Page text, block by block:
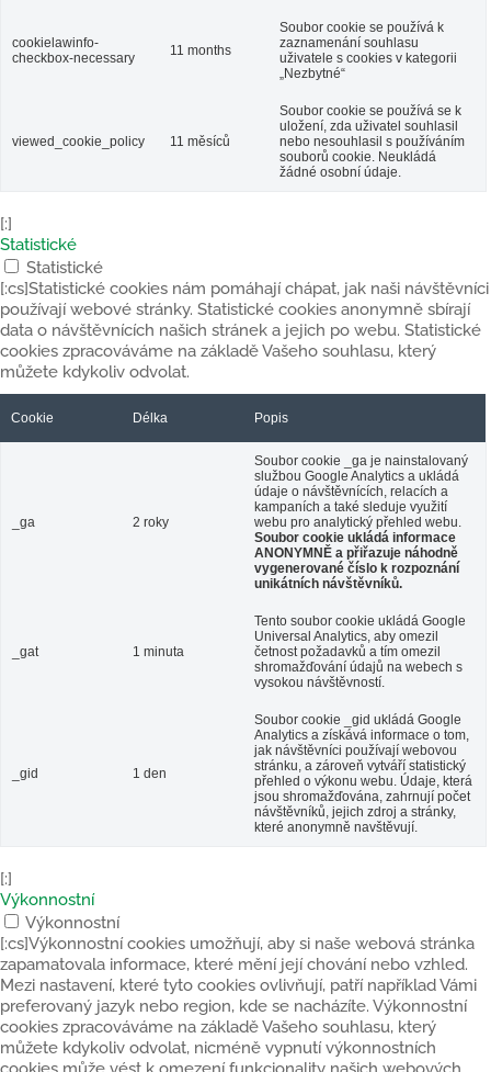
cookielawinfo-
checkbox-necessary
11 months
Soubor cookie se používá k
zaznamenání souhlasu
uživatele s cookies v kategorii
„Nezbytné“
viewed_cookie_policy 11 měsíců
Soubor cookie se používá se k
uložení, zda uživatel souhlasil
nebo nesouhlasil s používáním
souborů cookie. Neukládá
žádné osobní údaje.
[:]
Statistické
Statistické
[:cs]Statistické cookies nám pomáhají chápat, jak naši návštěvníci
používají webové stránky. Statistické cookies anonymně sbírají
data o návštěvnících našich stránek a jejich po webu. Statistické
cookies zpracováváme na základě Vašeho souhlasu, který
můžete kdykoliv odvolat.
Cookie Délka Popis
_ga 2 roky
Soubor cookie _ga je nainstalovaný
službou Google Analytics a ukládá
údaje o návštěvnících, relacích a
kampaních a také sleduje využití
webu pro analytický přehled webu.
Soubor cookie ukládá informace
ANONYMNĚ a přiřazuje náhodně
vygenerované číslo k rozpoznání
unikátních návštěvníků.
_gat 1 minuta
Tento soubor cookie ukládá Google
Universal Analytics, aby omezil
četnost požadavků a tím omezil
shromažďování údajů na webech s
vysokou návštěvností.
_gid 1 den
Soubor cookie _gid ukládá Google
Analytics a získává informace o tom,
jak návštěvníci používají webovou
stránku, a zároveň vytváří statistický
přehled o výkonu webu. Údaje, která
jsou shromažďována, zahrnují počet
návštěvníků, jejich zdroj a stránky,
které anonymně navštěvují.
[:]
Výkonnostní
Výkonnostní
[:cs]Výkonnostní cookies umožňují, aby si naše webová stránka
zapamatovala informace, které mění její chování nebo vzhled.
Mezi nastavení, které tyto cookies ovlivňují, patří například Vámi
preferovaný jazyk nebo region, kde se nacházíte. Výkonnostní
cookies zpracováváme na základě Vašeho souhlasu, který
můžete kdykoliv odvolat, nicméně vypnutí výkonnostních